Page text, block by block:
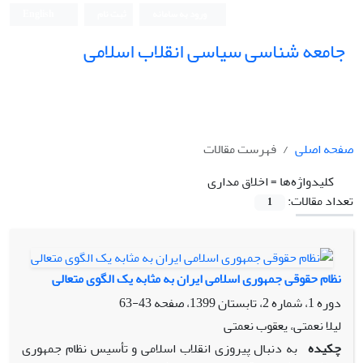
جامعه شناسی سیاسی انقلاب اسلامی
صفحه اصلی
فهرست مقالات
کلیدواژه‌ها =اخلاق مداری
تعداد مقالات:
1
نظام حقوقی جمهوری اسلامی ایران به مثابه یک الگوی متعالی
دوره 1، شماره 2، تابستان 1399، صفحه
43-63
لیلا نعمتی، یعقوب نعمتی
چکیده به دنبال پیروزی انقلاب اسلامی و تأسیس نظام جمهوری